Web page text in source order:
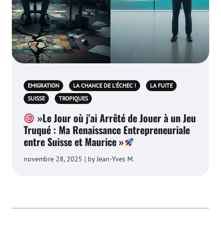
EMIGRATION LA CHANCE DE L'ÉCHEC !
LA FUITE
SUISSE
TROPIQUES
»Le Jour où j’ai Arrêté de Jouer à un Jeu
Truqué : Ma Renaissance Entrepreneuriale
entre Suisse et Maurice »
novembre 28, 2025 | by Jean-Yves M.